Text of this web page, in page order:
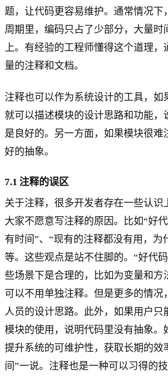
题，让代码更容易维护。通常情况下
周期里，编码只占了少部分，大量时
上。有经验的工程师懂得这个道理，
量的注释和文档。
注释也可以作为系统设计的工具，如
就可以描述模块的设计思路和功能，
是良好的。另一方面，如果模块很难
好的抽象。
7.1 注释的误区
关于注释，很多开发者存在一些认识
大家不愿意写注释的原因。比如“好
有时间”、“现有的注释都没有用，为
等。这些观点是站不住脚的。“好代
些场景下是合理的，比如为变量和方
可以不用单独注释。但是更多的情况
人员的设计思路。此外，如果用户只
模块的使用，说明代码里没有抽象。
提升系统的可维护性，获取长期的效
间”一说。注释也是一种可以习得的